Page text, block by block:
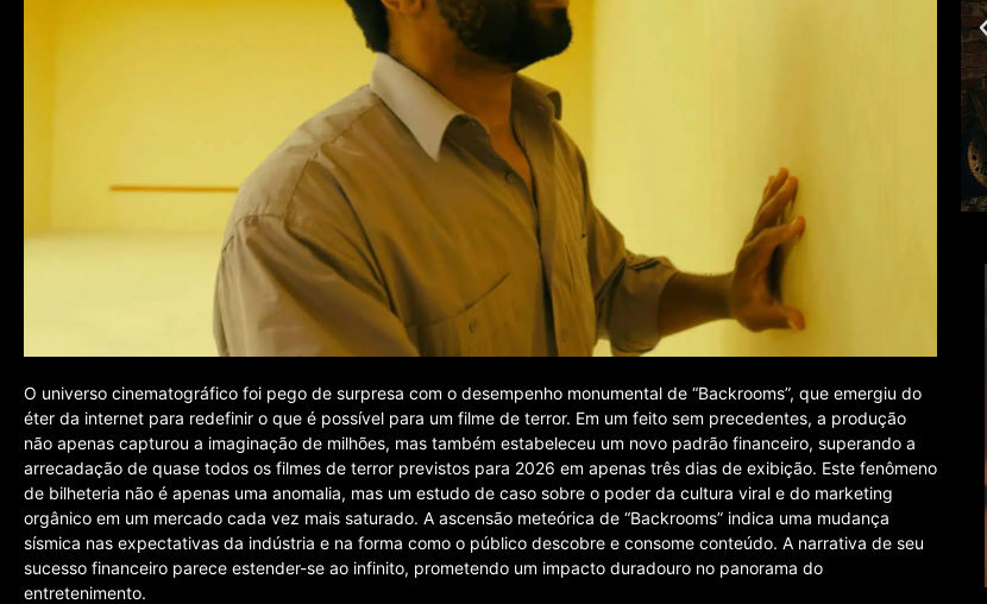
O universo cinematográfico foi pego de surpresa com o desempenho monumental de “Backrooms”, que emergiu do
éter da internet para redefinir o que é possível para um filme de terror. Em um feito sem precedentes, a produção
não apenas capturou a imaginação de milhões, mas também estabeleceu um novo padrão financeiro, superando a
arrecadação de quase todos os filmes de terror previstos para 2026 em apenas três dias de exibição. Este fenômeno
de bilheteria não é apenas uma anomalia, mas um estudo de caso sobre o poder da cultura viral e do marketing
orgânico em um mercado cada vez mais saturado. A ascensão meteórica de “Backrooms” indica uma mudança
sísmica nas expectativas da indústria e na forma como o público descobre e consome conteúdo. A narrativa de seu
sucesso financeiro parece estender-se ao infinito, prometendo um impacto duradouro no panorama do
entretenimento.